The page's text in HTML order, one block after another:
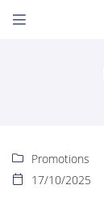

 Promotions
 17/10/2025